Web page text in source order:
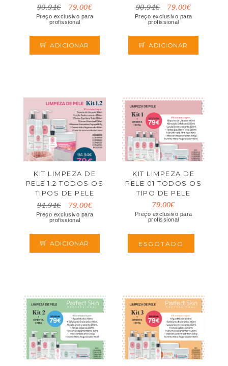
COM TENDÊNCIA A
ACNE
90.94€ 79.00€
Preço exclusivo para
profissional
ADICIONAR
90.94€ 79.00€
Preço exclusivo para
profissional
ADICIONAR
KIT LIMPEZA DE
PELE 1.2 TODOS OS
TIPOS DE PELE
94.94€ 79.00€
Preço exclusivo para
profissional
ADICIONAR
KIT LIMPEZA DE
PELE 01 TODOS OS
TIPO DE PELE
79.00€
Preço exclusivo para
profissional
ESGOTADO